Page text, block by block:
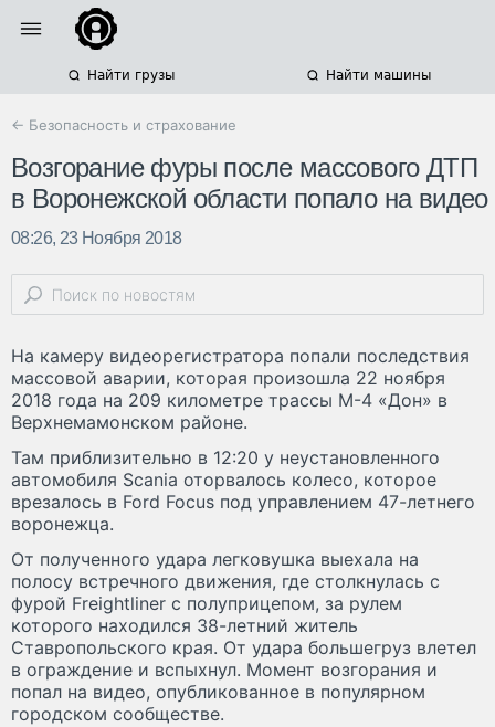
Найти грузы Найти машины
← Безопасность и страхование
Возгорание фуры после массового ДТП
в Воронежской области попало на видео
08:26, 23 Ноября 2018
На камеру видеорегистратора попали последствия
массовой аварии, которая произошла 22 ноября
2018 года на 209 километре трассы М-4 «Дон» в
Верхнемамонском районе.
Там приблизительно в 12:20 у неустановленного
автомобиля Scania оторвалось колесо, которое
врезалось в Ford Focus под управлением 47-летнего
воронежца.
От полученного удара легковушка выехала на
полосу встречного движения, где столкнулась с
фурой Freightliner с полуприцепом, за рулем
которого находился 38-летний житель
Ставропольского края. От удара большегруз влетел
в ограждение и вспыхнул. Момент возгорания и
попал на видео, опубликованное в популярном
городском сообществе.